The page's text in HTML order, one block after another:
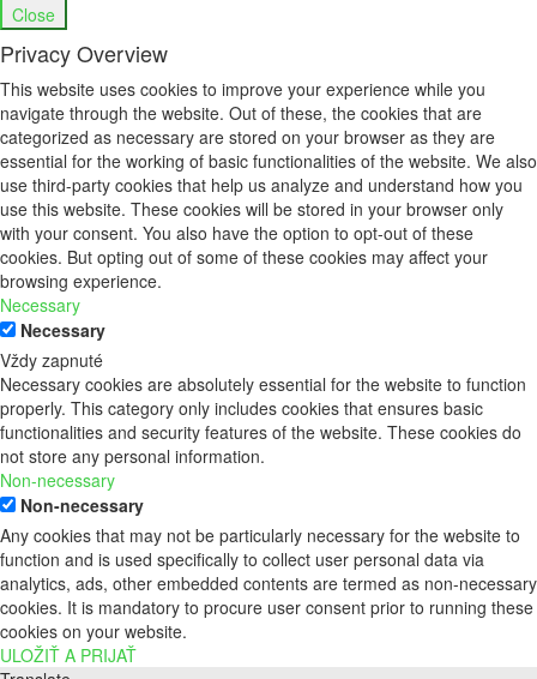
Close
Privacy Overview
This website uses cookies to improve your experience while you
navigate through the website. Out of these, the cookies that are
categorized as necessary are stored on your browser as they are
essential for the working of basic functionalities of the website. We also
use third-party cookies that help us analyze and understand how you
use this website. These cookies will be stored in your browser only
with your consent. You also have the option to opt-out of these
cookies. But opting out of some of these cookies may affect your
browsing experience.
Necessary
Necessary
Vždy zapnuté
Necessary cookies are absolutely essential for the website to function
properly. This category only includes cookies that ensures basic
functionalities and security features of the website. These cookies do
not store any personal information.
Non-necessary
Non-necessary
Any cookies that may not be particularly necessary for the website to
function and is used specifically to collect user personal data via
analytics, ads, other embedded contents are termed as non-necessary
cookies. It is mandatory to procure user consent prior to running these
cookies on your website.
ULOŽIŤ A PRIJAŤ